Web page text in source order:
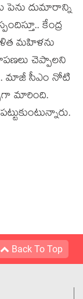
పెను దుమారాన్ని
కేంద్ర
మహిళను
చెప్పాలని
మాజీ సీఎం నోటి
మారింది.
Back To Top